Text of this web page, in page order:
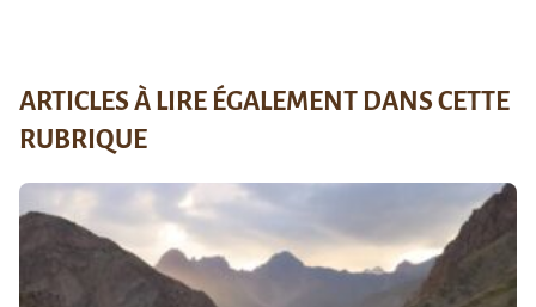
ARTICLES À LIRE ÉGALEMENT DANS CETTE
RUBRIQUE